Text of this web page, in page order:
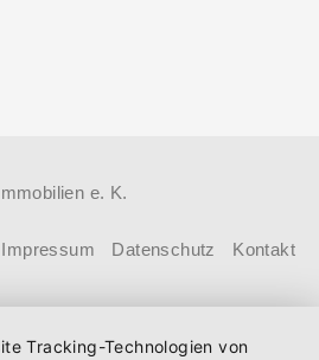
e. K.
Impressum Datenschutz Kontakt
Tracking-Technologien von